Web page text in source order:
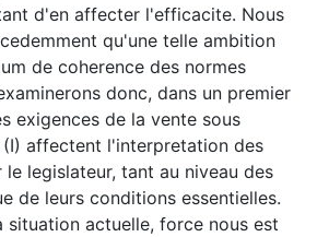
d'en affecter l'efficacite. Nous
qu'une telle ambition
de coherence des normes
donc, dans un premier
exigences de la vente sous
affectent l'interpretation des
legislateur, tant au niveau des
de leurs conditions essentielles.
situation actuelle, force nous est